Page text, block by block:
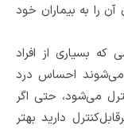
را به بیماران خود
بسیاری از افراد
می‌شوند احساس درد
می‌شود، حتی اگر
دارید بهتر